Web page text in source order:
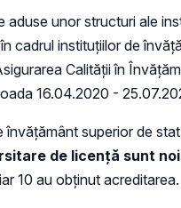
unor structuri ale
cadrul instituțiilor de
Calității în
16.04.2020 -
superior de
de licență sunt
10 au obținut acreditarea.